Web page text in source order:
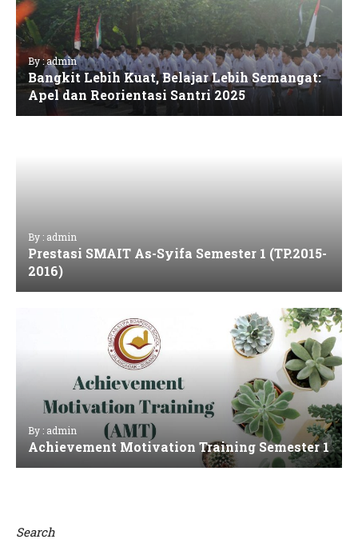
By : admin
Bangkit Lebih Kuat, Belajar Lebih Semangat:
Apel dan Reorientasi Santri 2025
By : admin
Prestasi SMAIT As-Syifa Semester 1 (TP.2015-
2016)
By : admin
Achievement Motivation Training Semester 1
Search